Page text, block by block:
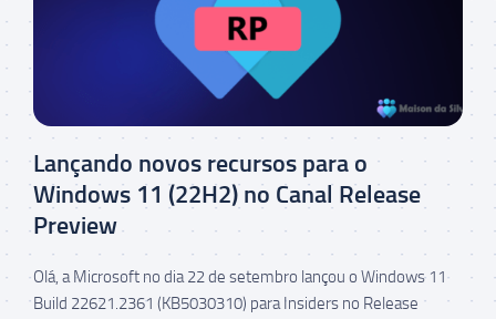
Lançando novos recursos para o
Windows 11 (22H2) no Canal Release
Preview
Olá, a Microsoft no dia 22 de setembro lançou o Windows 11
Build 22621.2361 (KB5030310) para Insiders no Release